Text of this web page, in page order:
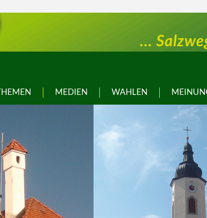
MEDIEN WAHLEN